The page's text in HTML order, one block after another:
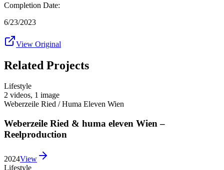
Completion Date:
6/23/2023
View Original
Related Projects
Lifestyle
2 videos, 1 image
Weberzeile Ried / Huma Eleven Wien
Weberzeile Ried & huma eleven Wien –
Reelproduction
2024View
Lifestyle